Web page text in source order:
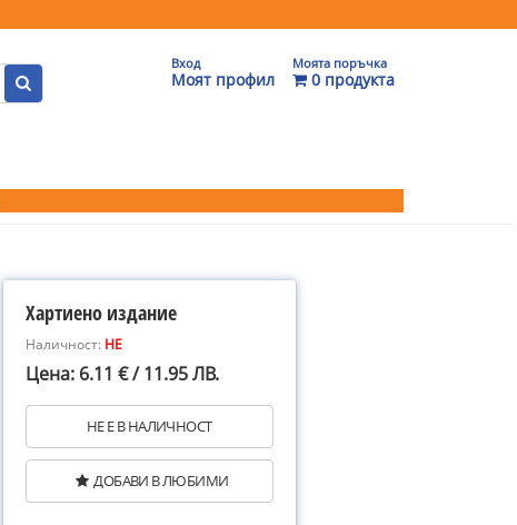
Вход
Моят профил
Моята поръчка
0 продукта
Хартиено издание
Наличност: НЕ
Цена: 6.11 € / 11.95 ЛВ.
НЕ Е В НАЛИЧНОСТ
ДОБАВИ В ЛЮБИМИ